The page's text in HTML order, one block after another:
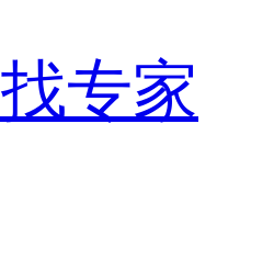
找专家